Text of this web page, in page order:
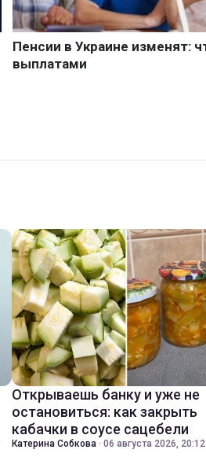
Открываешь банку и уже не
остановиться: как закрыть
кабачки в соусе сацебели
Катерина Собкова · 06 августа 2026, 20:12